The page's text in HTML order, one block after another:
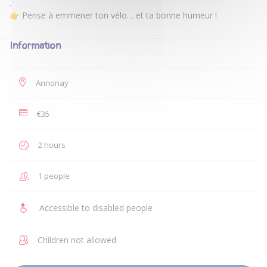
.
Information
Annonay
€35
2 hours
1 people
Accessible to disabled people
Children not allowed